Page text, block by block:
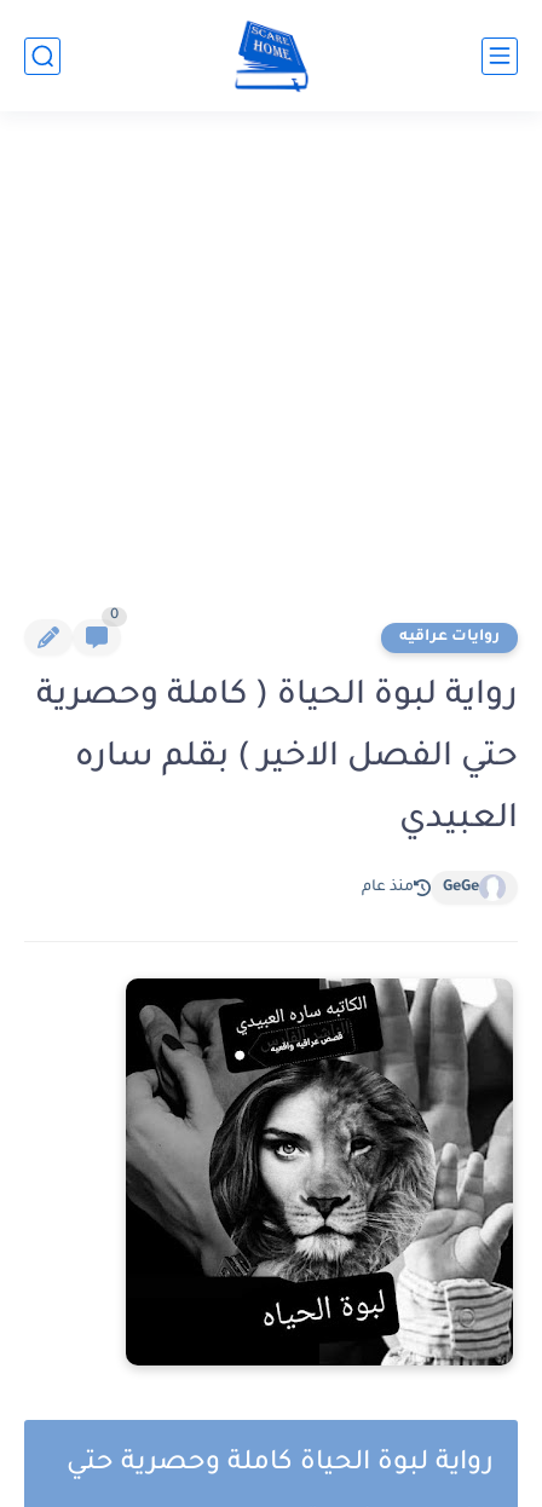
روايات عراقيه
0
رواية لبوة الحياة ( كاملة وحصرية
حتي الفصل الاخير ) بقلم ساره
العبيدي
GeGe منذ عام
رواية لبوة الحياة كاملة وحصرية حتي